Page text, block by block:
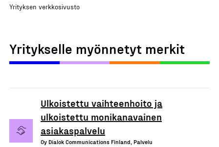
Yrityksen verkkosivusto
Yritykselle myönnetyt merkit
Ulkoistettu vaihteenhoito ja
ulkoistettu monikanavainen
asiakaspalvelu
Oy Dialok Communications Finland, Palvelu